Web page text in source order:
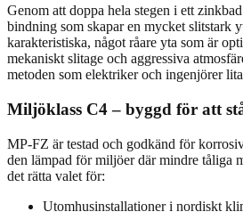
Genom att doppa hela stegen i ett
bindning som skapar en mycket slitstark
karakteristiska, något råare yta som är
mekaniskt slitage och aggressiva
metoden som elektriker och ingenjörer
Miljöklass C4 – byggd för att
MP-FZ är testad och godkänd för
den lämpad för miljöer där mindre tåliga
det rätta valet för:
Utomhusinstallationer i nordiskt